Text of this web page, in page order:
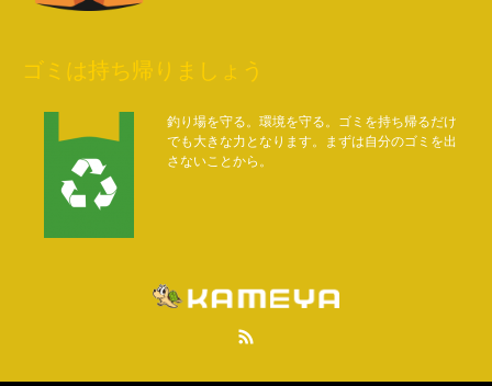
ゴミは持ち帰りましょう
釣り場を守る。環境を守る。ゴミを持ち帰るだけ
でも大きな力となります。まずは自分のゴミを出
さないことから。